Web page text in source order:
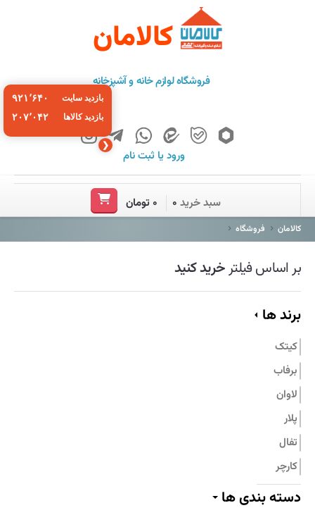
کالامان
فروشگاه لوازم خانه و آشپزخانه
ورودیا ثبت نام
فروشگاه
باشگاه مشتریان
درباره ما
سبد خرید ۰ ۰ تومان
کالامان فروشگاه
بر اساس فیلترخرید کنید
برند ها
کیتک
برفاب
لاوان
پلار
تفال
کارچر
پیلو
دسته بندی ها
❮
بازدید سایت ۹۲۱٬۶۴۰
بازدید کالاها ۲۰۷٬۰۴۲